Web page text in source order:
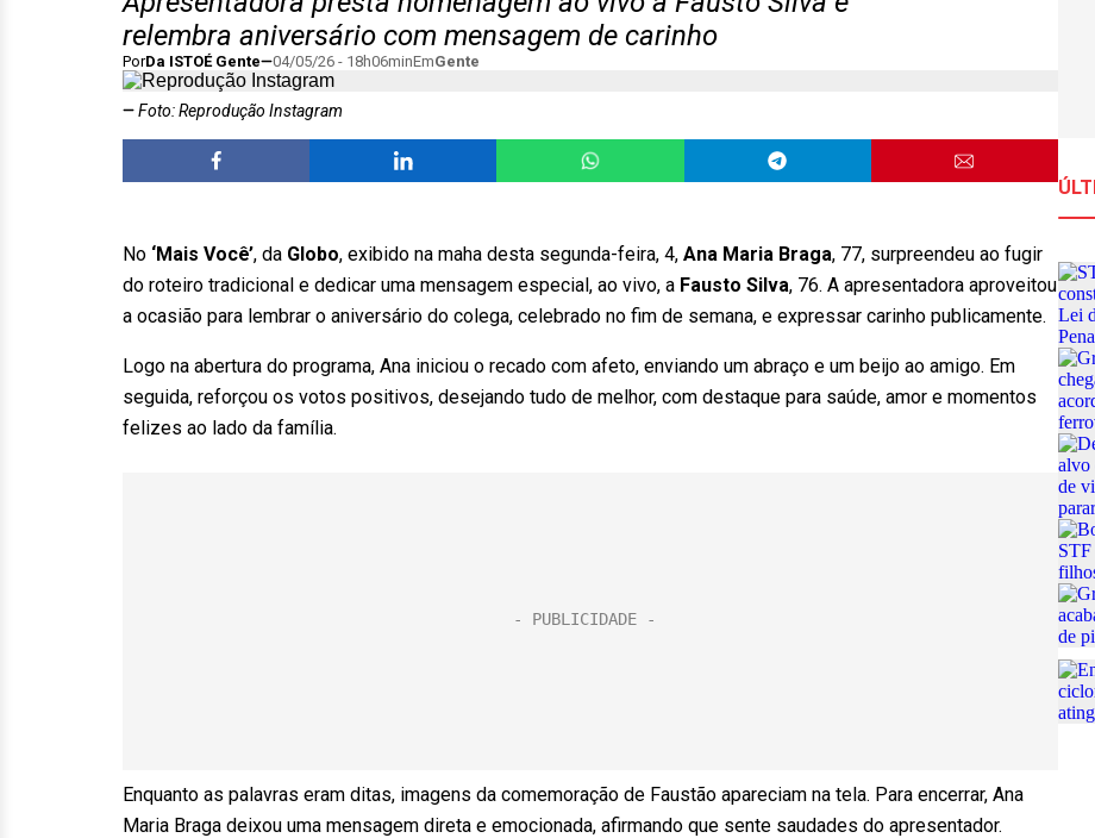
relembra aniversário com mensagem de carinho
PorDa ISTOÉ Gente 04/05/26 - 18h06minEmGente
Foto: Reprodução Instagram
No ‘Mais Você’, da Globo, exibido na maha desta segunda-feira, 4, Ana Maria Braga, 77, surpreendeu ao fugir
do roteiro tradicional e dedicar uma mensagem especial, ao vivo, a Fausto Silva, 76. A apresentadora aproveitou
a ocasião para lembrar o aniversário do colega, celebrado no fim de semana, e expressar carinho publicamente.
Logo na abertura do programa, Ana iniciou o recado com afeto, enviando um abraço e um beijo ao amigo. Em
seguida, reforçou os votos positivos, desejando tudo de melhor, com destaque para saúde, amor e momentos
felizes ao lado da família.
Enquanto as palavras eram ditas, imagens da comemoração de Faustão apareciam na tela. Para encerrar, Ana
Maria Braga deixou uma mensagem direta e emocionada, afirmando que sente saudades do apresentador.